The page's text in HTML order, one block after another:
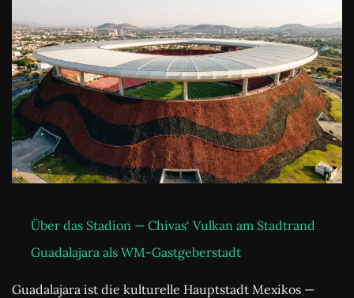
Über das Stadion — Chivas‘ Vulkan am Stadtrand
Guadalajara als WM-Gastgeberstadt
Guadalajara ist die kulturelle Hauptstadt Mexikos —